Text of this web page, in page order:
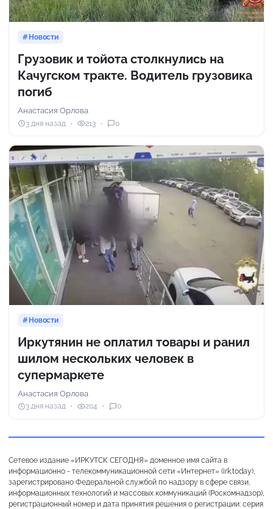
Новости
Грузовик и тойота столкнулись на
Качугском тракте. Водитель грузовика
погиб
Анастасия Орлова
3 дня назад 213 0
Новости
Иркутянин не оплатил товары и ранил
шилом нескольких человек в
супермаркете
Анастасия Орлова
3 дня назад 204 0
Сетевое издание «ИРКУТСК СЕГОДНЯ» доменное имя сайта в
информационно - телекоммуникационной сети «Интернет» (irk.today),
зарегистрировано Федеральной службой по надзору в сфере связи,
информационных технологий и массовых коммуникаций (Роскомнадзор),
регистрационный номер и дата принятия решения о регистрации: серия